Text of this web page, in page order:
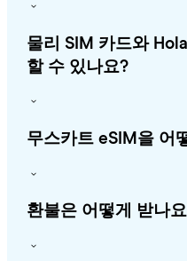
물리 SIM 카드와
할 수 있나요?
무스카트 eSIM을 어
환불은 어떻게 받나